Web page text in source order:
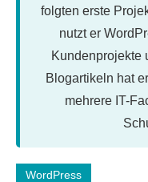
folgten erste
nutzt er
Kundenprojekte
Blogartikeln hat
mehrere IT-
Schlagwörter:
WordPress